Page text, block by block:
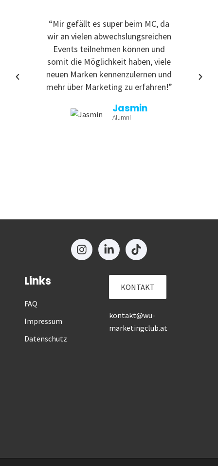
“Mir gefällt es super beim MC, da
wir an vielen abwechslungsreichen
Events teilnehmen können und
somit die Möglichkeit haben, viele
neuen Marken kennenzulernen und
mehr über Marketing zu erfahren!”
Jasmin
Alumni
Links
FAQ
Impressum
Datenschutz
KONTAKT
kontakt@wu-
marketingclub.at